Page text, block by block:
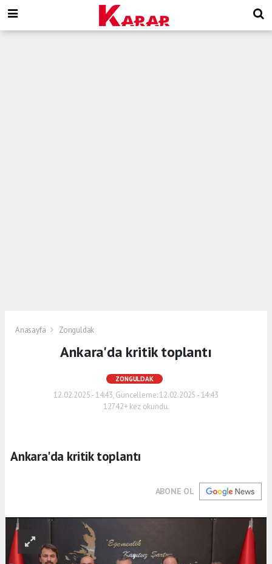
Anasayfa Zonguldak
Ankara'da kritik toplantı
ZONGULDAK
12.02.2025 - 14:43, Güncelleme: 12.02.2025 - 14:43
12742+ kez okundu.
Ankara'da kritik toplantı
ABONE OL